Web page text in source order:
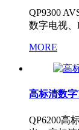
QP9300
数字电视
MORE
高标清数
QP6200高